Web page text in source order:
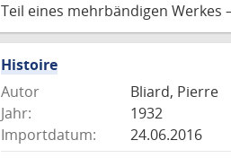
Teil eines mehrbändigen Werkes
Histoire
Autor
Bliard, Pierre
Jahr:
1932
Importdatum:
24.06.2016